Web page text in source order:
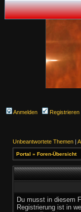
Anmelden Registrieren
Unbeantwortete Themen |
Portal » Foren-Übersicht
Du musst in diesem
Registrierung ist in